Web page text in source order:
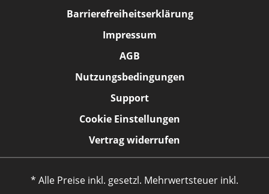
Barrierefreiheitserklärung
Impressum
AGB
Nutzungsbedingungen
Support
Cookie Einstellungen
Vertrag widerrufen
* Alle Preise inkl. gesetzl. Mehrwertsteuer inkl.